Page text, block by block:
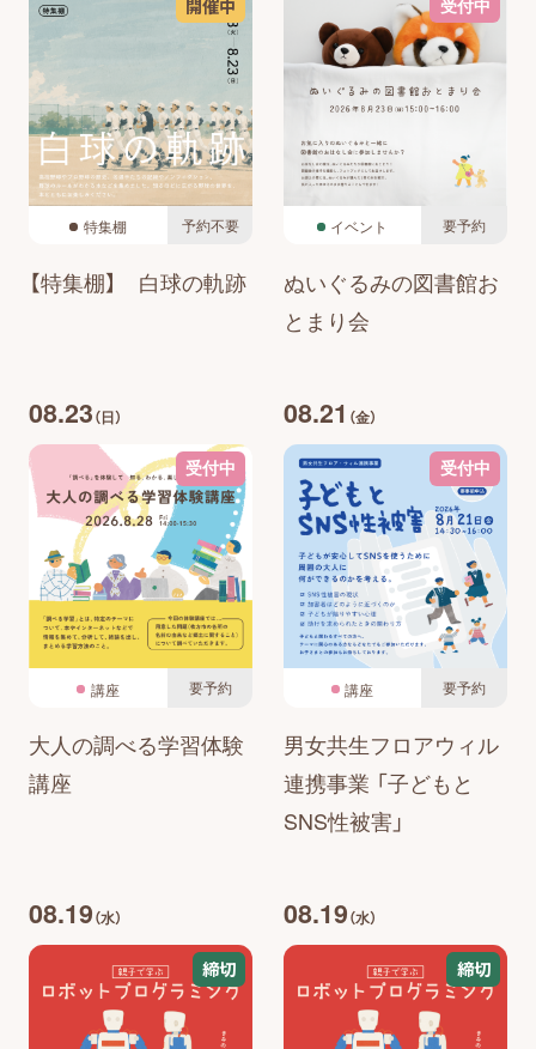
開催中
特集棚 予約不要
【特集棚】 白球の軌跡
受付中
イベント 要予約
ぬいぐるみの図書館お
とまり会
08.23（日）
受付中
講座 要予約
大人の調べる学習体験
講座
08.21 （金）
受付中
講座 要予約
男女共生フロアウィル
連携事業 「子どもと
SNS性被害」
08.19（水）
締切
08.19（水）
締切